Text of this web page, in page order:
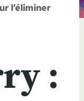
l’éliminer
: